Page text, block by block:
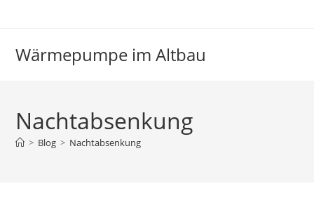
Wärmepumpe im Altbau
Nachtabsenkung
> Blog > Nachtabsenkung